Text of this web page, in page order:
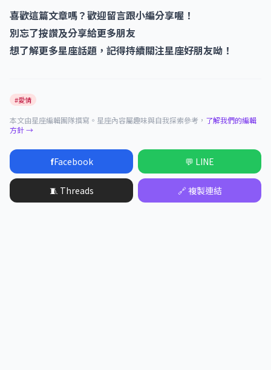
喜歡這篇文章嗎？歡迎留言跟小編分享喔！
別忘了按讚及分享給更多朋友
想了解更多星座話題，記得持續關注星座好朋友呦！
#愛情
本文由星座編輯團隊撰寫。星座內容屬趣味與自我探索參考， 了解我們的編輯
方針 →
fFacebook 💬 LINE
🧵 Threads 🔗 複製連結